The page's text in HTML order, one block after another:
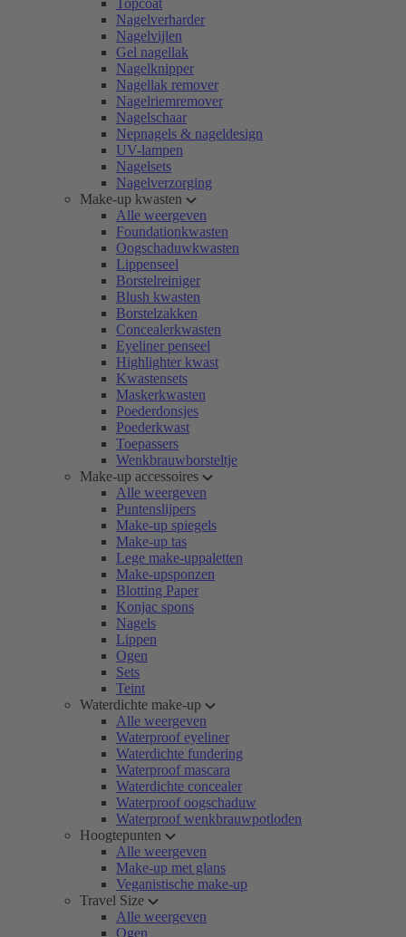
Topcoat
Nagelverharder
Nagelvijlen
Gel nagellak
Nagelknipper
Nagellak remover
Nagelriemremover
Nagelschaar
Nepnagels & nageldesign
UV-lampen
Nagelsets
Nagelverzorging
Make-up kwasten
Alle weergeven
Foundationkwasten
Oogschaduwkwasten
Lippenseel
Borstelreiniger
Blush kwasten
Borstelzakken
Concealerkwasten
Eyeliner penseel
Highlighter kwast
Kwastensets
Maskerkwasten
Poederdonsjes
Poederkwast
Toepassers
Wenkbrauwborsteltje
Make-up accessoires
Alle weergeven
Puntenslijpers
Make-up spiegels
Make-up tas
Lege make-uppaletten
Make-upsponzen
Blotting Paper
Konjac spons
Nagels
Lippen
Ogen
Sets
Teint
Waterdichte make-up
Alle weergeven
Waterproof eyeliner
Waterdichte fundering
Waterproof mascara
Waterdichte concealer
Waterproof oogschaduw
Waterproof wenkbrauwpotloden
Hoogtepunten
Alle weergeven
Make-up met glans
Veganistische make-up
Travel Size
Alle weergeven
Ogen